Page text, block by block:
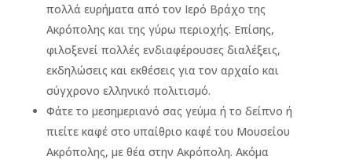
πολλά ευρήματα από τον Ιερό Βράχο της
Ακρόπολης και της γύρω περιοχής. Επίσης,
φιλοξενεί πολλές ενδιαφέρουσες διαλέξεις,
εκδηλώσεις και εκθέσεις για τον αρχαίο και
σύγχρονο ελληνικό πολιτισμό.
Φάτε το μεσημεριανό σας γεύμα ή το δείπνο ή
πιείτε καφέ στο υπαίθριο καφέ του Μουσείου
Ακρόπολης, με θέα στην Ακρόπολη. Ακόμα